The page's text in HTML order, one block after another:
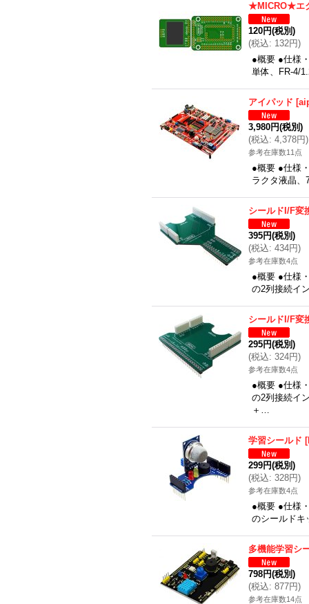
★MICRO★エ
120円(税別)
(税込: 132円)
●概要 ●仕様
単体、FR-4/
アイパッド [
3,980円(税別)
(税込: 4,378円)
参考在庫数11点
●概要 ●仕様
ラクタ液晶
シールドI/F変
395円(税別)
(税込: 434円)
参考在庫数4点
●概要 ●仕様
の2列接続イ
シールドI/F変
295円(税別)
(税込: 324円)
参考在庫数4点
●概要 ●仕様
の2列接続イ
＋…
学習シールド [
299円(税別)
(税込: 328円)
参考在庫数4点
●概要 ●仕様
のシールドキ
多機能学習シ
798円(税別)
(税込: 877円)
参考在庫数14点